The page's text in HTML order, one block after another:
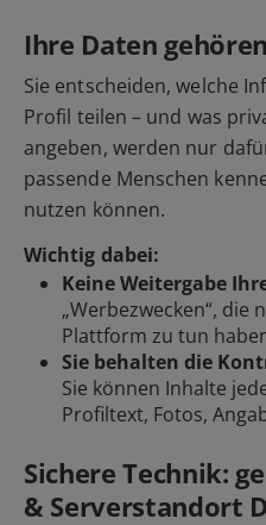
Ihre Daten
Sie entscheiden, welche
Profil teilen – und was
angeben, werden nur
passende Menschen
nutzen können.
Wichtig dabei:
Keine Weitergabe
„Werbezwecken“,
Plattform zu tun
Sie behalten die
Sie können Inhalte
Profiltext, Fotos,
Sichere Technik:
& Serverstandort